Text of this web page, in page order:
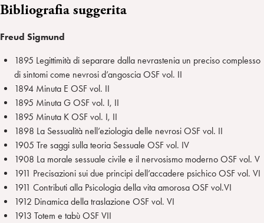
Bibliografia suggerita
Freud Sigmund
1895 Legittimità di separare dalla nevrastenia un preciso complesso
di sintomi come nevrosi d’angoscia OSF vol. II
1894 Minuta E OSF vol. II
1895 Minuta G OSF vol. I, II
1895 Minuta K OSF vol. I, II
1898 La Sessualità nell’eziologia delle nevrosi OSF vol. II
1905 Tre saggi sulla teoria Sessuale OSF vol. IV
1908 La morale sessuale civile e il nervosismo moderno OSF vol. V
1911 Precisazioni sui due principi dell’accadere psichico OSF vol. VI
1911 Contributi alla Psicologia della vita amorosa OSF vol.VI
1912 Dinamica della traslazione OSF vol. VI
1913 Totem e tabù OSF VII